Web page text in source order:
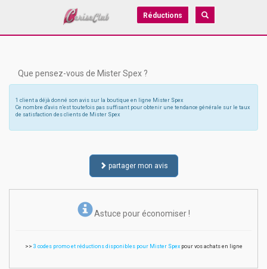
Réductions
Que pensez-vous de Mister Spex ?
1 client a déjà donné son avis sur la boutique en ligne Mister Spex
Ce nombre d'avis n'est toutefois pas suffisant pour obtenir une tendance générale sur le taux
de satisfaction des clients de Mister Spex
partager mon avis
Astuce pour économiser !
>> 3 codes promo et réductions disponibles pour Mister Spexpour vos achats en ligne